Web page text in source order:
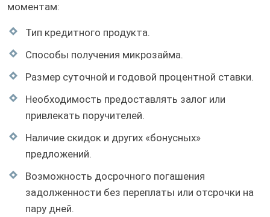
моментам:
Тип кредитного продукта.
Способы получения микрозайма.
Размер суточной и годовой процентной ставки.
Необходимость предоставлять залог или
привлекать поручителей.
Наличие скидок и других «бонусных»
предложений.
Возможность досрочного погашения
задолженности без переплаты или отсрочки на
пару дней.